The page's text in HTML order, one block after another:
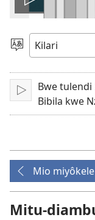
Play
video
Sola
Tanga
Bwe
Bibila kwe
Mio miyôkele
Mitu-